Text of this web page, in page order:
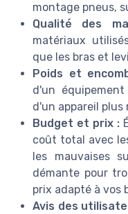
montage pneus,
Qualité des
matériaux
que les bras et
Poids et
d'un
d'un appareil
Budget et prix :
coût total avec
les mauvaises
démante pour
prix adapté à vos
Avis des